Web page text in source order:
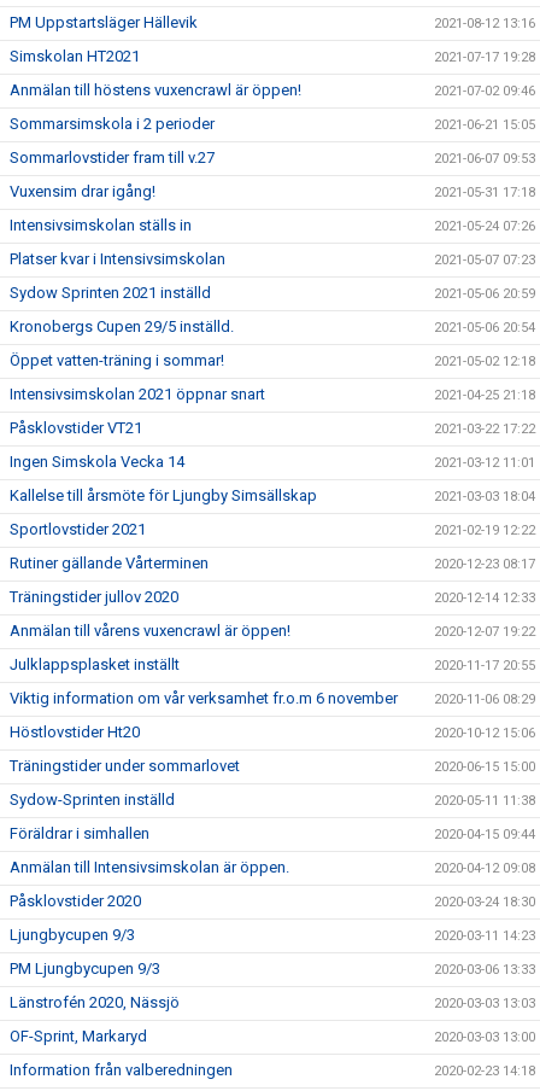
PM Uppstartsläger Hällevik 2021-08-12 13:16
Simskolan HT2021 2021-07-17 19:28
Anmälan till höstens vuxencrawl är öppen! 2021-07-02 09:46
Sommarsimskola i 2 perioder 2021-06-21 15:05
Sommarlovstider fram till v.27 2021-06-07 09:53
Vuxensim drar igång! 2021-05-31 17:18
Intensivsimskolan ställs in 2021-05-24 07:26
Platser kvar i Intensivsimskolan 2021-05-07 07:23
Sydow Sprinten 2021 inställd 2021-05-06 20:59
Kronobergs Cupen 29/5 inställd. 2021-05-06 20:54
Öppet vatten-träning i sommar! 2021-05-02 12:18
Intensivsimskolan 2021 öppnar snart 2021-04-25 21:18
Påsklovstider VT21 2021-03-22 17:22
Ingen Simskola Vecka 14 2021-03-12 11:01
Kallelse till årsmöte för Ljungby Simsällskap 2021-03-03 18:04
Sportlovstider 2021 2021-02-19 12:22
Rutiner gällande Vårterminen 2020-12-23 08:17
Träningstider jullov 2020 2020-12-14 12:33
Anmälan till vårens vuxencrawl är öppen! 2020-12-07 19:22
Julklappsplasket inställt 2020-11-17 20:55
Viktig information om vår verksamhet fr.o.m 6 november 2020-11-06 08:29
Höstlovstider Ht20 2020-10-12 15:06
Träningstider under sommarlovet 2020-06-15 15:00
Sydow-Sprinten inställd 2020-05-11 11:38
Föräldrar i simhallen 2020-04-15 09:44
Anmälan till Intensivsimskolan är öppen. 2020-04-12 09:08
Påsklovstider 2020 2020-03-24 18:30
Ljungbycupen 9/3 2020-03-11 14:23
PM Ljungbycupen 9/3 2020-03-06 13:33
Länstrofén 2020, Nässjö 2020-03-03 13:03
OF-Sprint, Markaryd 2020-03-03 13:00
Information från valberedningen 2020-02-23 14:18